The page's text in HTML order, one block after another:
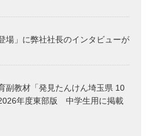
場」に弊社社長のインタビューが
副教材「発見たんけん埼玉県 10
年度東部版 中学生用に掲載